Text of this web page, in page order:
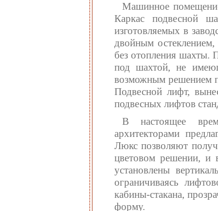
Машинное
Каркас подвесной
изготовляемых в
двойным остеклением,
без отопления шахты.
под шахтой, не
возможным решением
Подвесной лифт,
подвесных лифтов
В настоящее
архитекторами
Люкс позволяют
цветовом решении,
установлены
ограничиваясь
кабины-стакана,
форму.